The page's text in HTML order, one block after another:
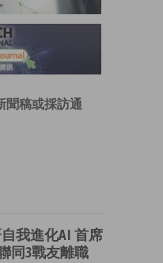
聞稿或採訪通
我進化AI 首席
同3戰友離職